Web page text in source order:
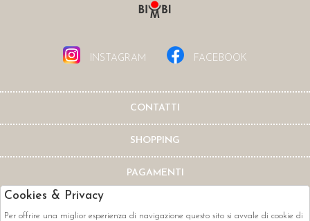
INSTAGRAM FACEBOOK
CONTATTI
SHOPPING
PAGAMENTI
Cookies & Privacy
Per offrire una miglior esperienza di navigazione questo sito si avvale di cookie di